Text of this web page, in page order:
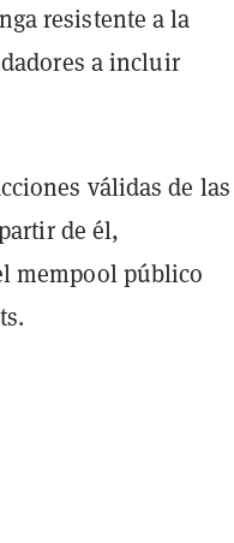
resistente a la
a incluir
válidas de las
de él,
mempool público